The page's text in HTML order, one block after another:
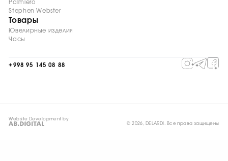
Palmiero
Stephen Webster
Товары
Ювелирные изделия
Часы
+998 95 145 08 88
Website Development by
© 2026, DELARDI. Все права защищены